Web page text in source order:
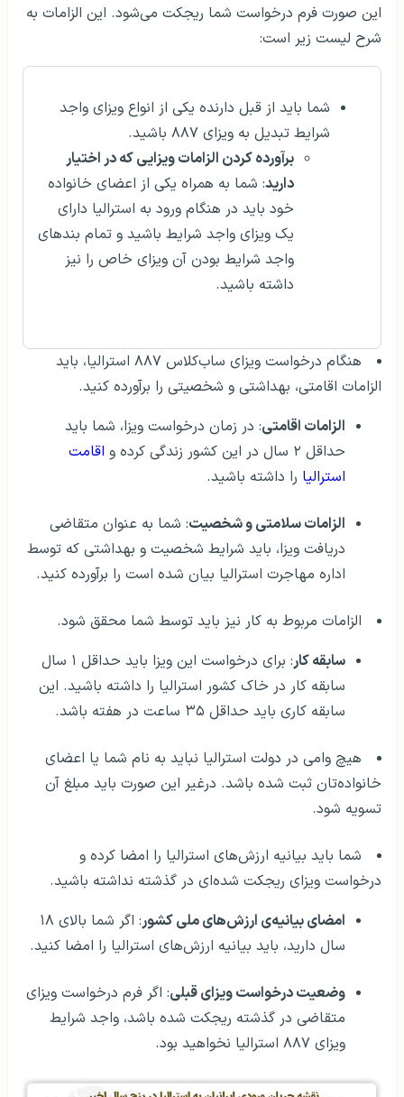
این صورت فرم درخواست شما ریجکت می‌شود. این الزامات به
شرح لیست زیر است:
شما باید از قبل دارنده‌ یکی از انواع ویزای واجد
شرایط تبدیل به ویزای ۸۸۷ باشید.
برآورده کردن الزامات ویزایی که در اختیار
دارید: شما به همراه یکی از اعضای خانواده
خود باید در هنگام ورود به استرالیا دارای
یک ویزای واجد شرایط باشید و تمام بندهای
واجد شرایط بودن آن ویزای خاص را نیز
داشته باشید.
هنگام درخواست ویزای ساب‌کلاس ۸۸۷ استرالیا، باید
الزامات اقامتی، بهداشتی و شخصیتی را برآورده کنید.
الزامات اقامتی: در زمان درخواست ویزا، شما باید
حداقل ۲ سال در این کشور زندگی کرده و
اقامت
استرالیا را داشته باشید.
الزامات سلامتی و شخصیت: شما به عنوان متقاضی
دریافت ویزا، باید شرایط شخصیت و بهداشتی که توسط
اداره مهاجرت استرالیا بیان شده است را برآورده کنید.
الزامات مربوط به کار نیز باید توسط شما محقق شود.
سابقه کار
: برای درخواست این ویزا باید حداقل ۱ سال
سابقه کار در خاک کشور استرالیا را داشته باشید. این
سابقه کاری باید حداقل ۳۵ ساعت در هفته باشد.
هیچ وامی در دولت استرالیا نباید به نام شما یا اعضای
خانواده‌تان ثبت شده باشد. درغیر این صورت باید مبلغ آن
تسویه شود.
شما باید بیانیه ارزش‌های استرالیا را امضا کرده و
درخواست ویزای ریجکت شده‌ای در گذشته نداشته باشید.
امضای بیانیه‌ی ارزش‌های ملی کشور
: اگر شما بالای ۱۸
سال دارید، باید بیانیه ارزش‌های استرالیا را امضا کنید.
وضعیت درخواست ویزای قبلی: اگر فرم درخواست ویزای
متقاضی در گذشته ریجکت شده باشد، واجد شرایط
ویزای ۸۸۷ استرالیا نخواهید بود.